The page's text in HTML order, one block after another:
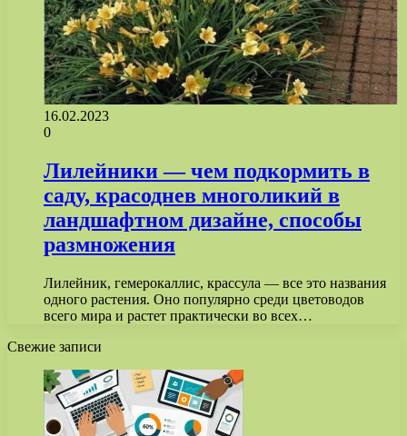
16.02.2023
0
Лилейники — чем подкормить в
саду, красоднев многоликий в
ландшафтном дизайне, способы
размножения
Лилейник, гемерокаллис, крассула — все это названия
одного растения. Оно популярно среди цветоводов
всего мира и растет практически во всех…
Свежие записи